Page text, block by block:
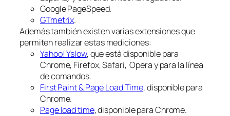
Google PageSpeed.
GTmetrix.
Además también existen varias extensiones que
permiten realizar estas mediciones:
Yahoo! Yslow, que está disponible para
Chrome, Firefox, Safari, Opera y para la línea
de comandos.
First Paint & Page Load Time, disponible para
Chrome.
Page load time, disponible para Chrome.